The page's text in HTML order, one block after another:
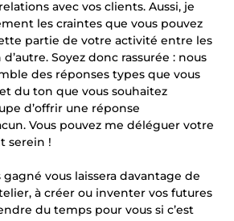
avec vos clients. Aussi, je
les craintes que vous pouvez
partie de votre activité entre les
Soyez donc rassurée : nous
des réponses types que vous
du ton que vous souhaitez
d’offrir une réponse
Vous pouvez me déléguer votre
serein !
vous laissera davantage de
à créer ou inventer vos futures
du temps pour vous si c’est